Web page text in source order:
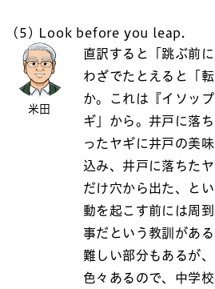
(5) Look before you leap.
米田
直訳すると「跳ぶ前
わざでたとえると「
か。これは『イソッ
ギ」から。井戸に落
ったヤギに井戸の美
込み、井戸に落ちた
だけ穴から出た、と
動を起こす前には周
事だという教訓があ
難しい部分もあるが
色々あるので、中学